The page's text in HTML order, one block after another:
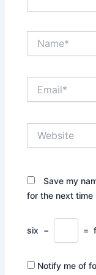
Save my
for the next time
six − =
Notify me of